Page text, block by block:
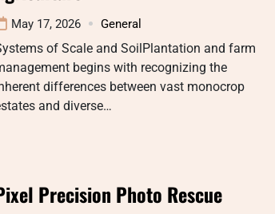
May 17, 2026 General
of Scale and SoilPlantation and farm
begins with recognizing the
differences between vast monocrop
and diverse…
Precision Photo Rescue